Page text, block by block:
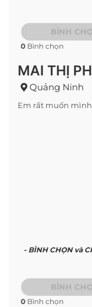
BÌNH
0 Bình chọn
MAI THỊ
Quảng Ninh
Em rất muốn
- BÌNH CHỌN và
BÌNH
0 Bình chọn